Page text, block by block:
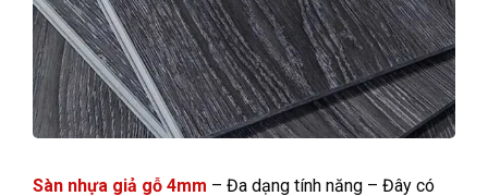
Sàn nhựa giả gỗ 4mm – Đa dạng tính năng – Đây có